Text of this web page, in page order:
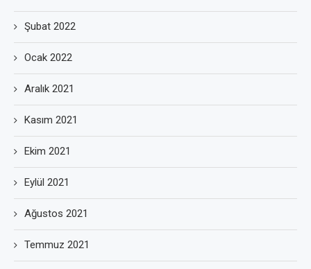
Şubat 2022
Ocak 2022
Aralık 2021
Kasım 2021
Ekim 2021
Eylül 2021
Ağustos 2021
Temmuz 2021